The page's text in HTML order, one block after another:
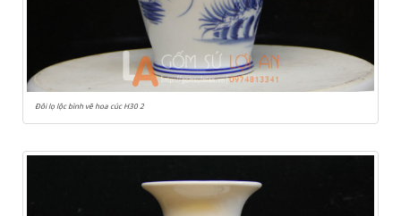
Đôi lọ lộc bình vẽ hoa cúc H30 2